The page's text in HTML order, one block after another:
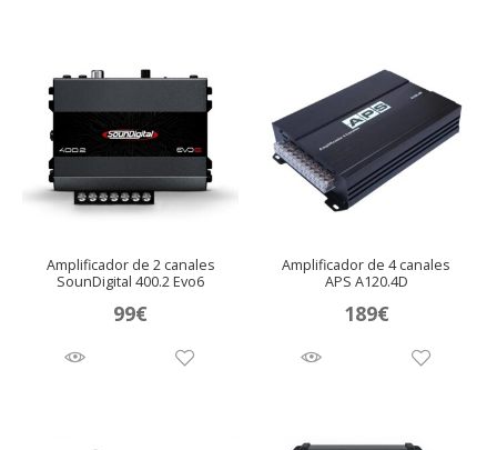
Amplificador de 2 canales
SounDigital 400.2 Evo6
99€
Amplificador de 4 canales
APS A120.4D
189€